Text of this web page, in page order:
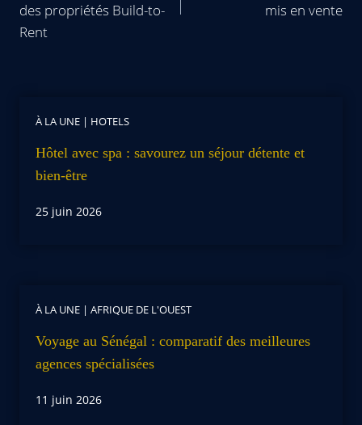
des propriétés Build-to-
Rent
mis en vente
À LA UNE | HOTELS
Hôtel avec spa : savourez un séjour détente et
bien-être
25 juin 2026
À LA UNE | AFRIQUE DE L'OUEST
Voyage au Sénégal : comparatif des meilleures
agences spécialisées
11 juin 2026